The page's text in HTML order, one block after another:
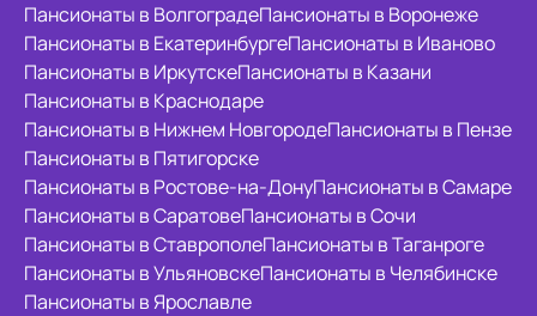
Пансионаты в ВолгоградеПансионаты в Воронеже
Пансионаты в ЕкатеринбургеПансионаты в Иваново
Пансионаты в ИркутскеПансионаты в Казани
Пансионаты в Краснодаре
Пансионаты в Нижнем НовгородеПансионаты в Пензе
Пансионаты в Пятигорске
Пансионаты в Ростове-на-ДонуПансионаты в Самаре
Пансионаты в СаратовеПансионаты в Сочи
Пансионаты в СтаврополеПансионаты в Таганроге
Пансионаты в УльяновскеПансионаты в Челябинске
Пансионаты в Ярославле